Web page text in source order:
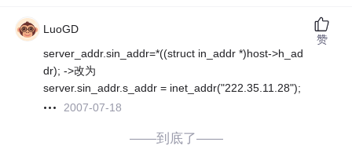
LuoGD
server_addr.sin_addr=*((struct in_addr *)host->h_ad
dr); ->改为
server.sin_addr.s_addr = inet_addr("222.35.11.28");
2007-07-18
赞
——到底了——